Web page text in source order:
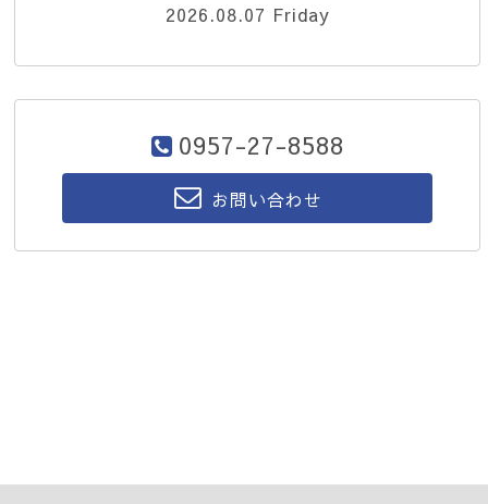
2026.08.07 Friday
0957-27-8588
お問い合わせ